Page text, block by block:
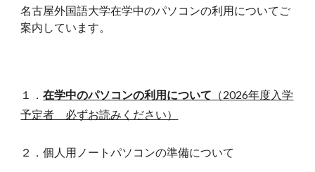
名古屋外国語大学在学中のパソコンの利用についてご
案内してい ます。
１．在学中のパソコンの利用について （2026年度入学
予定者 必ずお読みください）
２．個人用ノートパソコンの準備について